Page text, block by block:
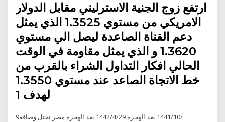
ارتفع زوج الجنية الاسترليني مقابل الدولار
الامريكي من مستوي 1.3525 الذي يمثل
دعم القناة الصاعدة ليصل الي مستوي
1.3620 و الذي يمثل مقاومة في الوقت
الحالي افكار التداول الشراء بالقرب من
خط الاتجاة الصاعد عند مستوي 1.3550
لهدف 1
9‏‏/10‏‏/1441 بعد الهجرة 29‏‏/4‏‏/1442 بعد الهجرة مصر تحتل وصافة